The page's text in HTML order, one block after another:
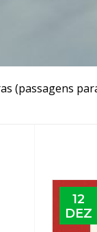
(passagens
12
DEZ